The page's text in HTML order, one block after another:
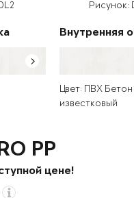
Рисунок:
Внутренняя
Цвет: ПВХ Бетон
известковый
PP
цене!